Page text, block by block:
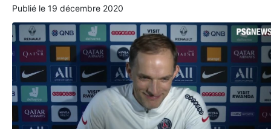
Publié le 19 décembre 2020